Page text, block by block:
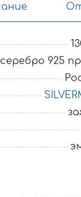
серебро 925